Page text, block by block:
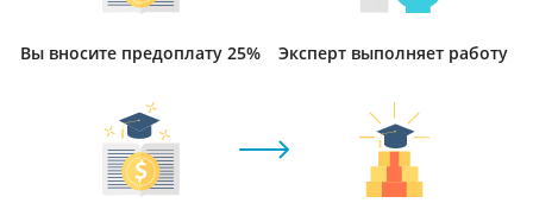
Вы вносите предоплату 25% Эксперт выполняет работу